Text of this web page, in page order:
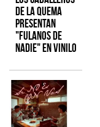
de la Quema
presentan
"Fulanos de
Nadie" en vinilo